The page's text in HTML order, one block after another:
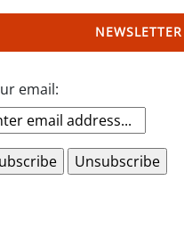
NEWSLETTER
email: